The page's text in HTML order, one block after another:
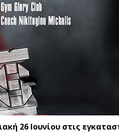
26 Ιουνίου στις